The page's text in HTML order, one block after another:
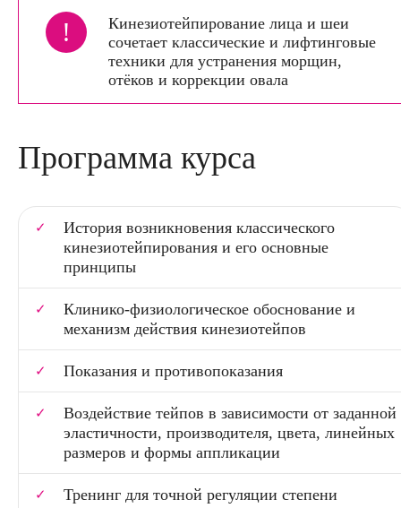
!
Кинезиотейпирование лица и шеи
сочетает классические и лифтинговые
техники для устранения морщин,
отёков и коррекции овала
Программа курса
История возникновения классического
кинезиотейпирования и его основные
принципы
Клинико-физиологическое обоснование и
механизм действия кинезиотейпов
Показания и противопоказания
Воздействие тейпов в зависимости от заданной
эластичности, производителя, цвета, линейных
размеров и формы аппликации
Тренинг для точной регуляции степени